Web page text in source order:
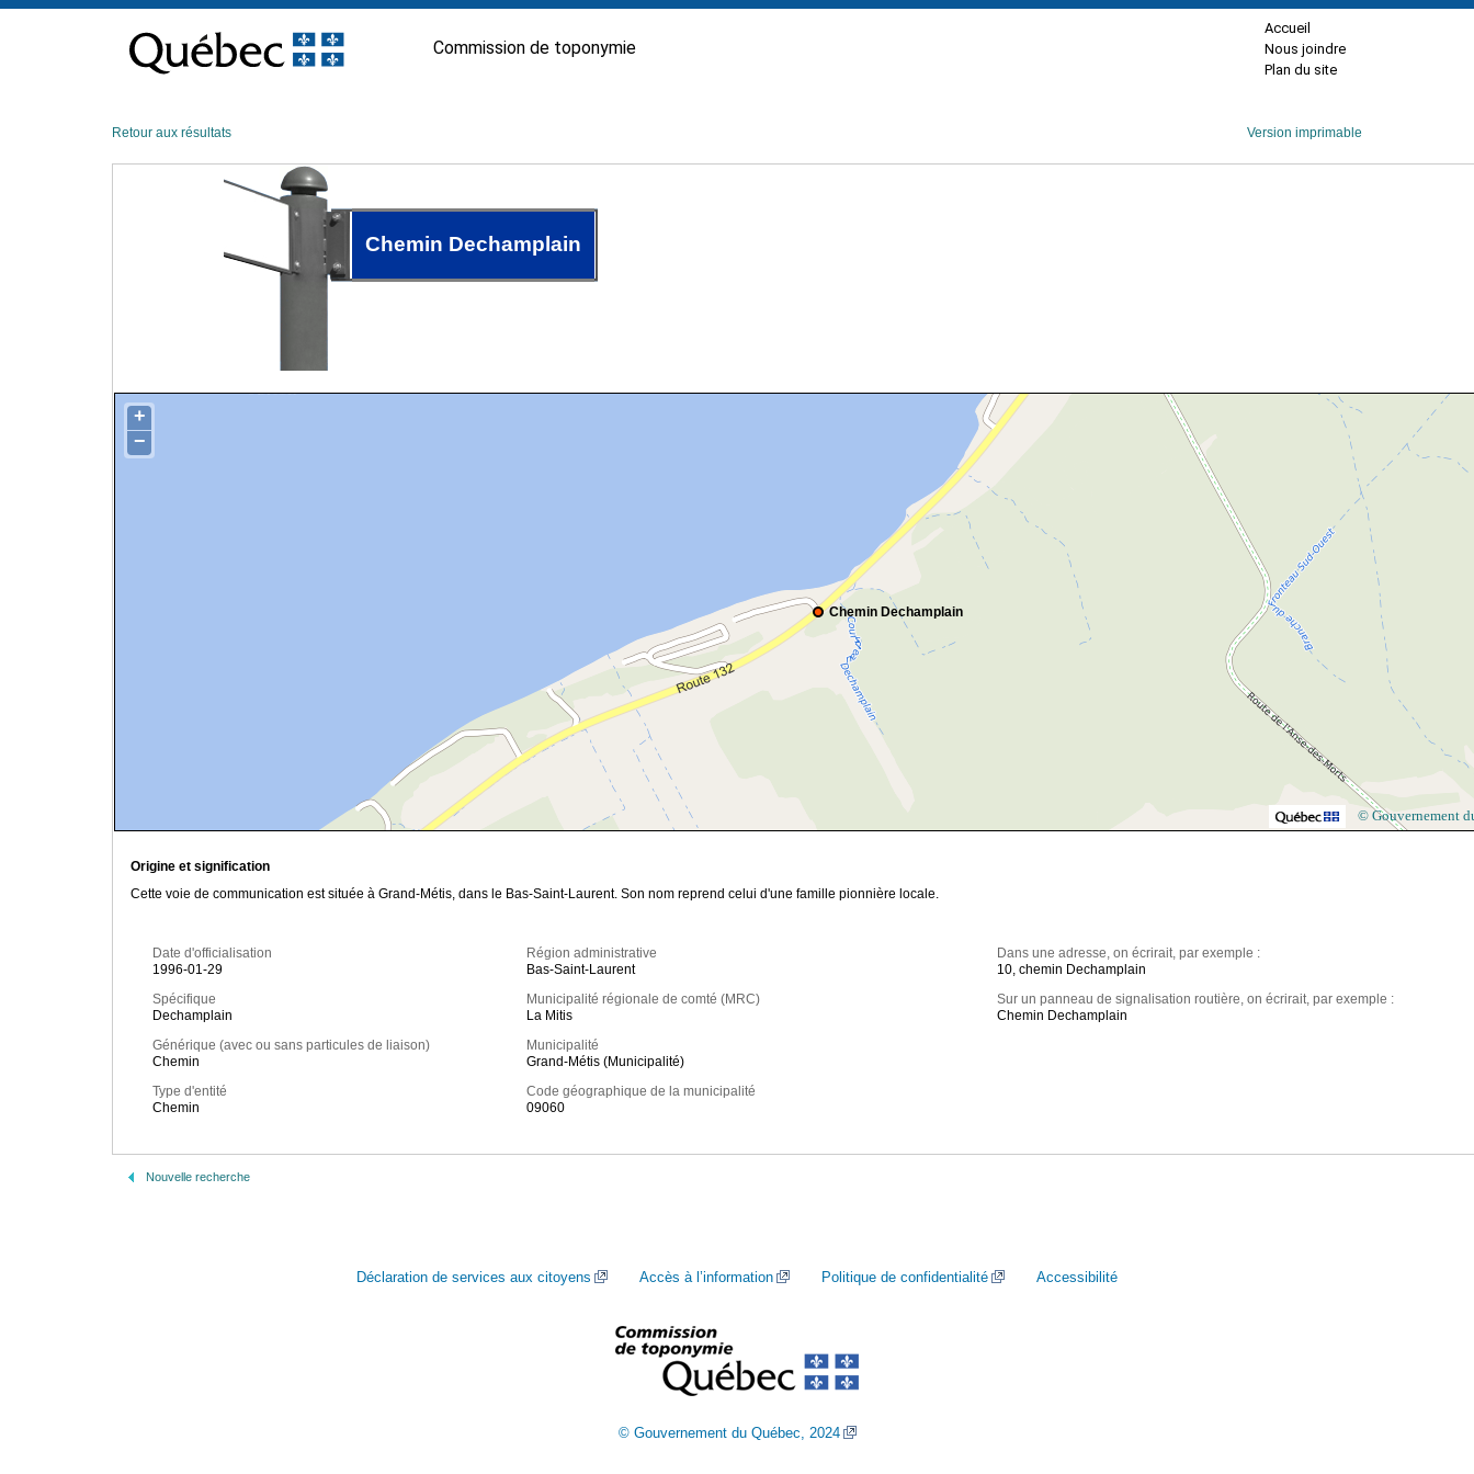
contenu
Commission de toponymie
Accueil
Nous joindre
Plan du site
Retour aux résultats Version imprimable
Chemin Dechamplain
Chemin Dechamplain
+
−
© Gouvernement
Origine et signification
Cette voie de communication est située à Grand-Métis, dans le Bas-Saint-Laurent. Son nom reprend celui d'une famille pionnière locale.
Date d'officialisation
1996-01-29
Spécifique
Dechamplain
Générique (avec ou sans particules de liaison)
Chemin
Type d'entité
Chemin
Région administrative
Bas-Saint-Laurent
Municipalité régionale de comté (MRC)
La Mitis
Municipalité
Grand-Métis (Municipalité)
Code géographique de la municipalité
09060
Dans une adresse, on écrirait, par exemple :
10, chemin Dechamplain
Sur un panneau de signalisation routière, on écrirait, par exemple :
Chemin Dechamplain
Nouvelle recherche
Déclaration de services aux citoyens Accès à l’information Politique de confidentialité Accessibilité
© Gouvernement du Québec, 2024